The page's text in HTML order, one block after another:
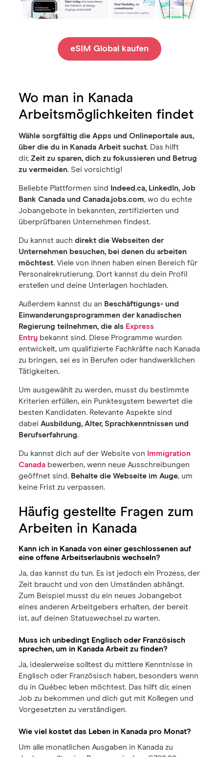
eSIM Global kaufen
Wo man in Kanada
Arbeitsmöglichkeiten findet
Wähle sorgfältig die Apps und Onlineportale aus,
über die du in Kanada Arbeit suchst. Das hilft
dir,Zeit zu sparen, dich zu fokussieren und Betrug
zu vermeiden. Sei vorsichtig!
Beliebte Plattformen sind
Indeed.ca, LinkedIn, Job
Bank Canada und Canada.jobs.com, wo du echte
Jobangebote in bekannten, zertifizierten und
überprüfbaren Unternehmen findest.
Du kannst auchdirekt die Webseiten der
Unternehmen besuchen, bei denen du arbeiten
möchtest. Viele von ihnen haben einen Bereich für
Personalrekrutierung. Dort kannst du dein Profil
erstellen und deine Unterlagen hochladen.
Außerdem kannst du an Beschäftigungs- und
Einwanderungsprogrammen der kanadischen
Regierung teilnehmen, die als Express
Entry bekannt sind. Diese Programme wurden
entwickelt, um qualifizierte Fachkräfte nach Kanada
zu bringen, sei es in Berufen oder handwerklichen
Tätigkeiten.
Um ausgewählt zu werden, musst du bestimmte
Kriterien erfüllen, ein Punktesystem bewertet die
besten Kandidaten. Relevante Aspekte sind
dabeiAusbildung, Alter, Sprachkenntnissen und
Berufserfahrung.
Du kannst dich auf der Website von
Immigration
Canada bewerben, wenn neue Ausschreibungen
geöffnet sind. Behalte die Webseite im Auge, um
keine Frist zu verpassen.
Häufig gestellte Fragen zum
Arbeiten in Kanada
Kann ich in Kanada von einer geschlossenen auf
eine offene Arbeitserlaubnis wechseln?
Ja, das kannst du tun. Es ist jedoch ein Prozess, der
Zeit braucht und von den Umständen abhängt.
Zum Beispiel musst du ein neues Jobangebot
eines anderen Arbeitgebers erhalten, der bereit
ist, auf deinen Statuswechsel zu warten.
Muss ich unbedingt Englisch oder Französisch
sprechen, um in Kanada Arbeit zu finden?
Ja, idealerweise solltest du mittlere Kenntnisse in
Englisch oder Französisch haben, besonders wenn
du in Québec leben möchtest. Das hilft dir, einen
Job zu bekommen und dich gut mit Kollegen und
Vorgesetzten zu verständigen.
Wie viel kostet das Leben in Kanada pro Monat?
Um alle monatlichen Ausgaben in Kanada zu